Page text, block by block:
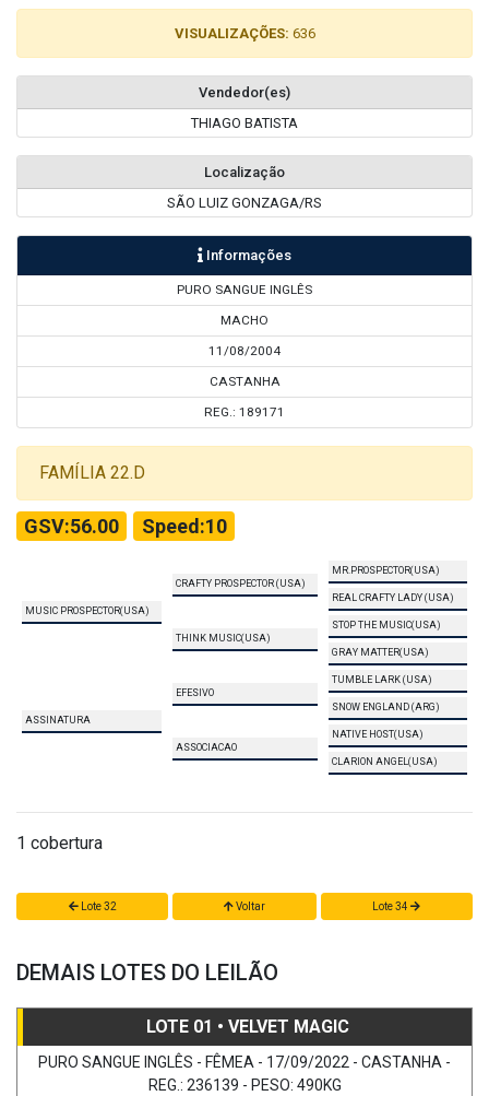
VISUALIZAÇÕES: 636
Vendedor(es)
THIAGO BATISTA
Localização
SÃO LUIZ GONZAGA/RS
Informações
PURO SANGUE INGLÊS
MACHO
11/08/2004
CASTANHA
REG.: 189171
FAMÍLIA 22.D
GSV:56.00 Speed:10
MUSIC PROSPECTOR(USA)
CRAFTY PROSPECTOR (USA)
MR.PROSPECTOR(USA)
REAL CRAFTY LADY (USA)
THINK MUSIC(USA)
STOP THE MUSIC(USA)
GRAY MATTER(USA)
ASSINATURA
EFESIVO
TUMBLE LARK (USA)
SNOW ENGLAND (ARG)
ASSOCIACAO
NATIVE HOST(USA)
CLARION ANGEL(USA)
1 cobertura
Lote 32 Voltar Lote 34
DEMAIS LOTES DO LEILÃO
LOTE 01 • VELVET MAGIC
PURO SANGUE INGLÊS - FÊMEA - 17/09/2022 - CASTANHA -
REG.: 236139 - PESO: 490KG